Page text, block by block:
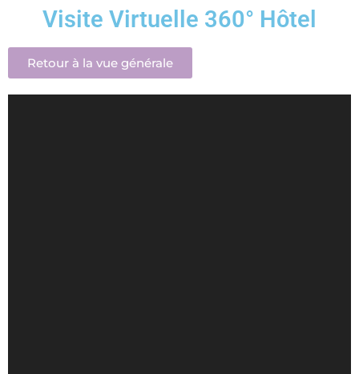
Visite Virtuelle 360° Hôtel
Retour à la vue générale